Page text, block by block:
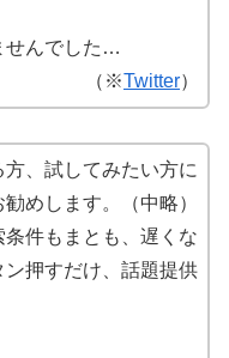
せんでした…
（※Twitter）
、試してみたい方に
めします。（中略）
件もまとも、遅くな
押すだけ、話題提供